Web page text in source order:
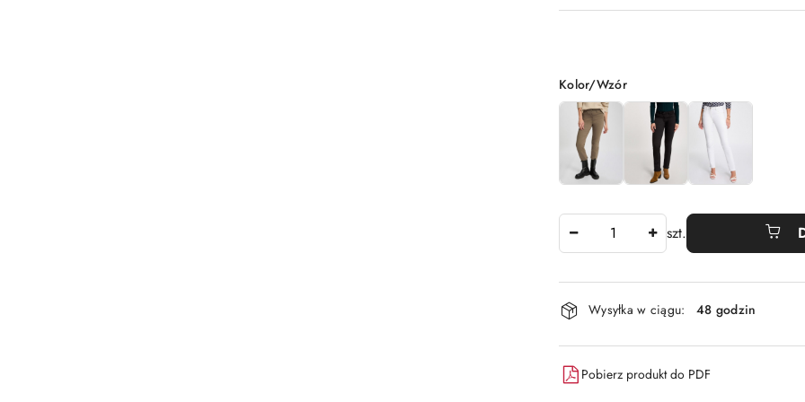
Wariant
Kolor/Wzór
szt.
Dostępność
i
dostawa
Wysyłka w ciągu: 48 godzin
Pobierz produkt do PDF